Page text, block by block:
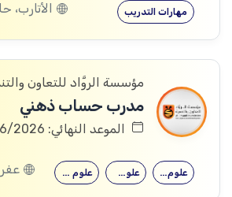
مهارات التدريب الأتارب،
مؤسسة الروَّاد للتعاون
مدرب حساب ذهني
الموعد النهائي: 26/06/2026
علوم الرياضيات علوم الفيزياء علوم الكيمياء